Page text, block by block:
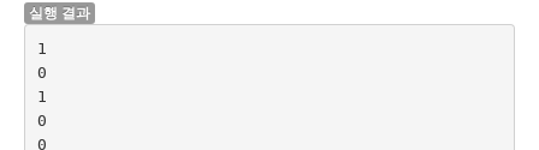
실행 결과
1
0
1
0